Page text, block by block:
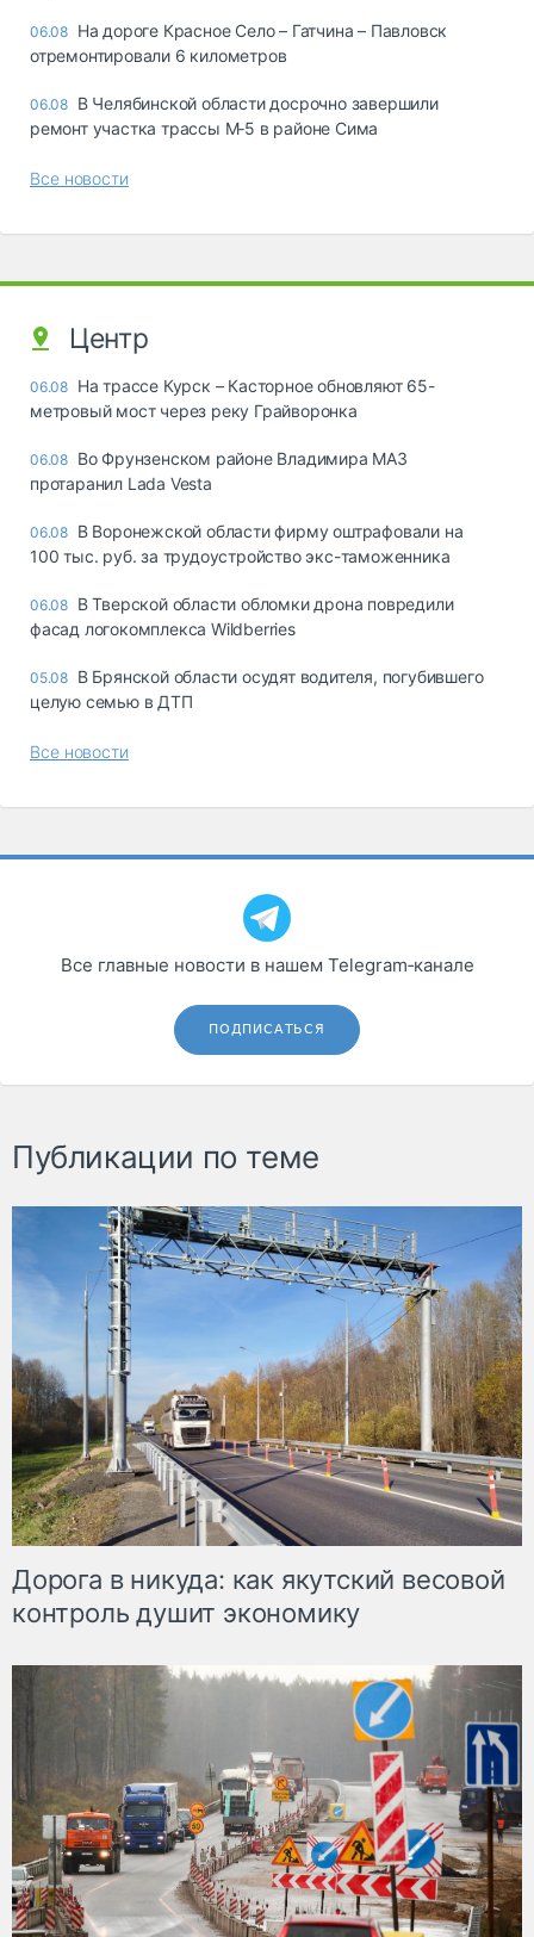
06.08 На дороге Красное Село – Гатчина – Павловск
отремонтировали 6 километров
06.08 В Челябинской области досрочно завершили
ремонт участка трассы М‑5 в районе Сима
Все новости
Центр
06.08 На трассе Курск – Касторное обновляют 65-
метровый мост через реку Грайворонка
06.08 Во Фрунзенском районе Владимира МАЗ
протаранил Lada Vesta
06.08 В Воронежской области фирму оштрафовали на
100 тыс. руб. за трудоустройство экс-таможенника
06.08 В Тверской области обломки дрона повредили
фасад логокомплекса Wildberries
05.08 В Брянской области осудят водителя, погубившего
целую семью в ДТП
Все новости
Все главные новости в нашем Telegram‑канале
ПОДПИСАТЬСЯ
Публикации по теме
Дорога в никуда: как якутский весовой
контроль душит экономику